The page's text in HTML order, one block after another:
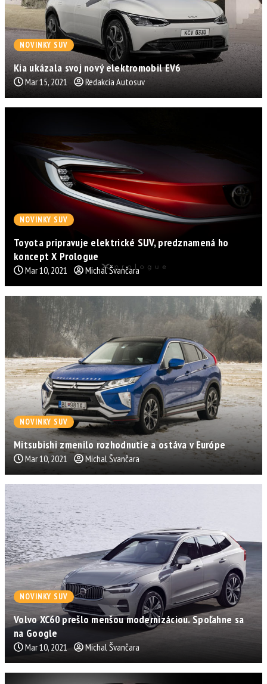
NOVINKY SUV
Kia ukázala svoj nový elektromobil EV6
Mar 15, 2021 Redakcia Autosuv
NOVINKY SUV
Toyota pripravuje elektrické SUV, predznamená ho
koncept X Prologue
Mar 10, 2021 Michal Švančara
NOVINKY SUV
Mitsubishi zmenilo rozhodnutie a ostáva v Európe
Mar 10, 2021 Michal Švančara
NOVINKY SUV
Volvo XC60 prešlo menšou modernizáciou. Spoľahne sa
na Google
Mar 10, 2021 Michal Švančara